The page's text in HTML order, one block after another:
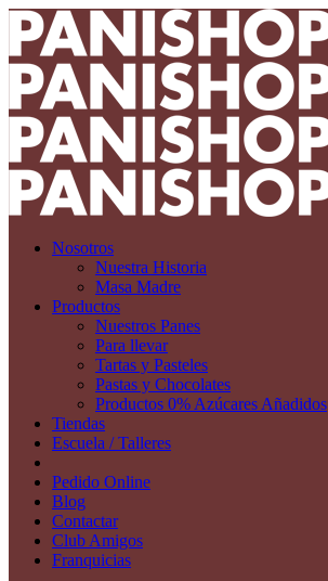
Nosotros
Nuestra Historia
Masa Madre
Productos
Nuestros Panes
Para llevar
Tartas y Pasteles
Pastas y Chocolates
Productos 0% Azúcares Añadidos
Tiendas
Escuela / Talleres
Pedido Online
Blog
Contactar
Club Amigos
Franquicias